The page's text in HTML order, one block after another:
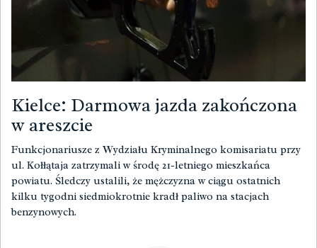
Kielce: Darmowa jazda zakończona
w areszcie
Funkcjonariusze z Wydziału Kryminalnego komisariatu przy
ul. Kołłątaja zatrzymali w środę 21-letniego mieszkańca
powiatu. Śledczy ustalili, że mężczyzna w ciągu ostatnich
kilku tygodni siedmiokrotnie kradł paliwo na stacjach
benzynowych.